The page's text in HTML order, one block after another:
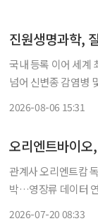
국내 등록 이어 세계
넘어 신변종 감염병 및 차세대 플
2026-08-06 15:31
오리엔트바이오
관계사 오리엔트캄
박…영장류 데이터 연계 AI 플랫폼 구축 바이오
2026-07-20 08:33